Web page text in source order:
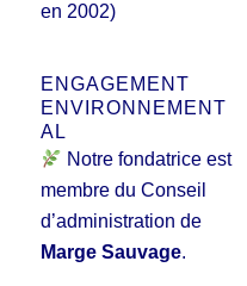
en 2002)
ENGAGEMENT
ENVIRONNEMENT
AL
Notre fondatrice est
membre du Conseil
d’administration de
Marge Sauvage.